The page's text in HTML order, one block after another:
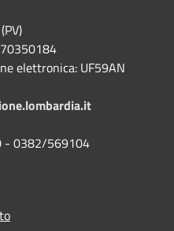
elettronica: UF59AN
- 0382/569104